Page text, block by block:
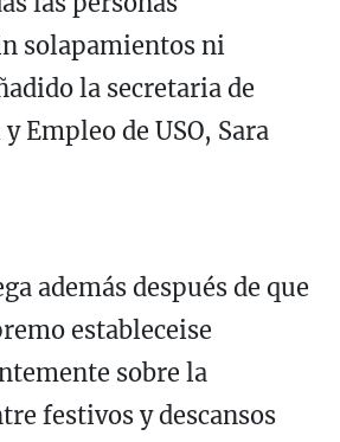
solapamientos ni
la secretaria de
Empleo de USO, Sara
además después de que
estableceise
sobre la
festivos y descansos